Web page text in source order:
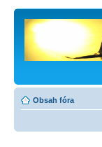
Obsah fóra